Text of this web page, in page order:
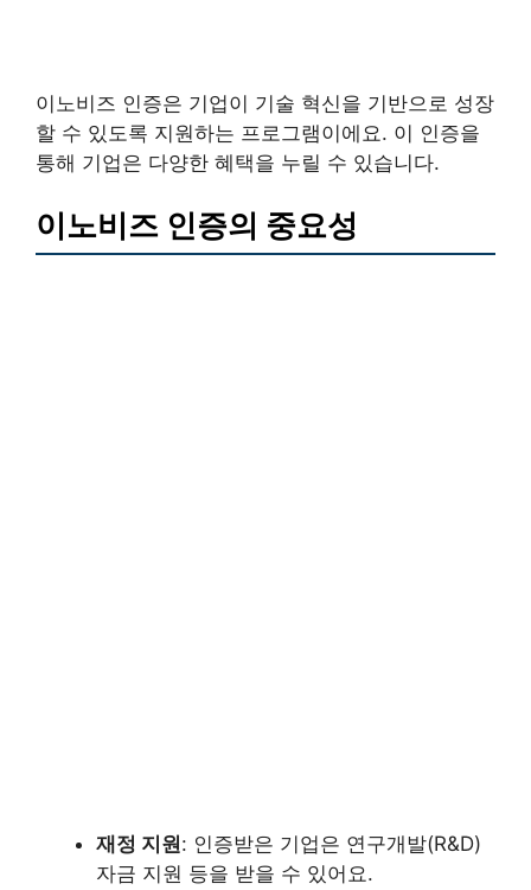
이노비즈 인증은 기업이 기술 혁신을 기반으로 성장
할 수 있도록 지원하는 프로그램이에요. 이 인증을
통해 기업은 다양한 혜택을 누릴 수 있습니다.
이노비즈 인증의 중요성
재정 지원: 인증받은 기업은 연구개발(R&D)
자금 지원 등을 받을 수 있어요.